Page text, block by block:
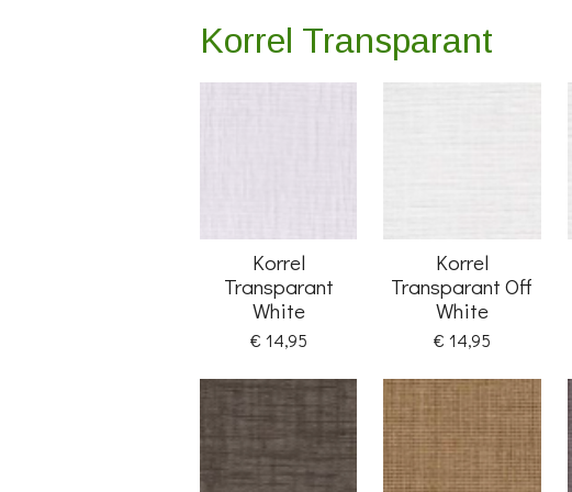
Korrel Transparant
Korrel
Transparant
White
€ 14,95
Korrel
Transparant Off
White
€ 14,95